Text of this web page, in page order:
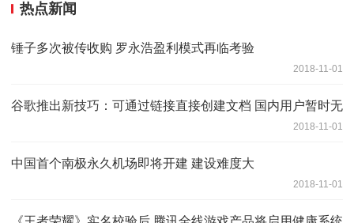
热点新闻
锤子多次被传收购 罗永浩盈利模式再临考验
2018-11-01
谷歌推出新技巧：可通过链接直接创建文档 国内用户暂时无
2018-11-01
中国首个南极永久机场即将开建 建设难度大
2018-11-01